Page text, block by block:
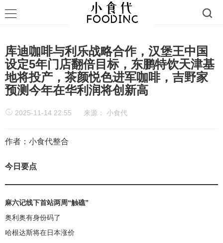
库迪咖啡与利乐战略合作，汉堡王中国
设定5年门店翻倍目标，东鹏特饮天津基
地将投产，茶颜悦色进军咖啡，吉野家
预测今年在华利润将创新高
2025-11-14 22:55 来源： 小食代
作者：小食代整合
今日要点
麻六记线下首站两周“触礁”
奥利奥有身份码了
哈根达斯将在日本涨价